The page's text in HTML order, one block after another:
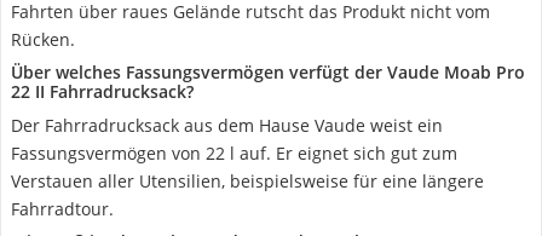
Fahrten über raues Gelände rutscht das Produkt nicht vom
Rücken.
Über welches Fassungsvermögen verfügt der Vaude Moab Pro
22 II Fahrradrucksack?
Der Fahrradrucksack aus dem Hause Vaude weist ein
Fassungsvermögen von 22 l auf. Er eignet sich gut zum
Verstauen aller Utensilien, beispielsweise für eine längere
Fahrradtour.